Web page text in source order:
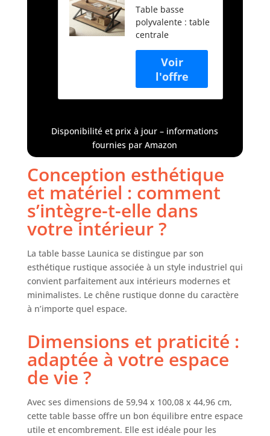
table de salon
rustique, table
centrale
rectangulaire
moderne et
minimaliste,
table basse
industrielle en
99 cm, chêne
rustique
Table basse
polyvalente : table
centrale
industrielle
Launica mesurant
99,8 x 60 x 45,2
cm (L x l x H), sert
de multiples
d'appoint et de
support de
rangement. Il est
idéal pour les
petites pièces, les
appartements ou
d'autres espaces
limités, offrant
praticité et
fonctionnalité.
Améliorée avec un
design à 2 niveaux
pour un
rangement
avec rangement
offre deux
couches de
suffisamment
d'espace pour
organiser
Disponibilité et prix à jour – informations
fournies par Amazon
Conception esthétique
et matériel : comment
s’intègre-t-elle dans
votre intérieur ?
La table basse Launica se distingue par son
esthétique rustique associée à un style industriel qui
convient parfaitement aux intérieurs modernes et
minimalistes. Le chêne rustique donne du caractère
à n’importe quel espace.
Dimensions et praticité :
adaptée à votre espace
de vie ?
Avec ses dimensions de 59,94 x 100,08 x 44,96 cm,
cette table basse offre un bon équilibre entre espace
utile et encombrement. Elle est idéale pour les